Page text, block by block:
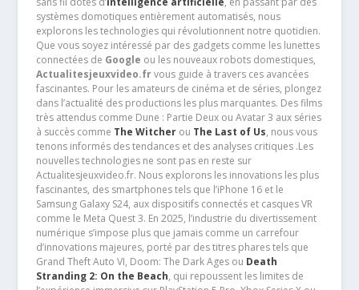
systèmes domotiques entièrement automatisés, nous
explorons les technologies qui révolutionnent notre quotidien.
Que vous soyez intéressé par des gadgets comme les lunettes
connectées de Google ou les nouveaux robots domestiques,
Actualitesjeuxvideo.frvous guide à travers ces avancées
fascinantes. Pour les amateurs de cinéma et de séries, plongez
dans l’actualité des productions les plus marquantes. Des films
très attendus comme Dune : Partie Deux ou Avatar 3 aux séries
à succès comme The Witcherou The Last of Us, nous vous
tenons informés des tendances et des analyses critiques .Les
nouvelles technologies ne sont pas en reste sur
Actualitesjeuxvideo.fr. Nous explorons les innovations les plus
fascinantes, des smartphones tels que l’iPhone 16 et le
Samsung Galaxy S24, aux dispositifs connectés et casques VR
comme le Meta Quest 3. En 2025, l’industrie du divertissement
numérique s’impose plus que jamais comme un carrefour
d’innovations majeures, porté par des titres phares tels que
Grand Theft Auto VI, Doom: The Dark Ages ou Death
Stranding 2: On the Beach, qui repoussent les limites de